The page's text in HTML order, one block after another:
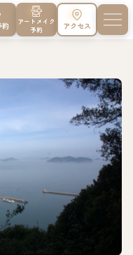
約
アートメイク
予約
アクセス